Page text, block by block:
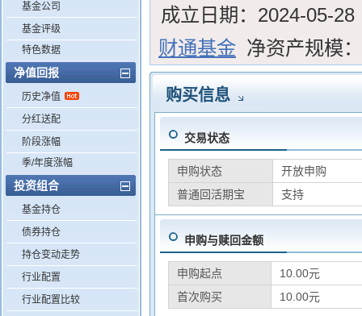
基金公司
基金评级
特色数据
净值回报
历史净值
分红送配
阶段涨幅
季/年度涨幅
投资组合
基金持仓
债券持仓
持仓变动走势
行业配置
行业配置比较
成立日期： 2024-05-28
财通基金 净资产规模：
购买信息
交易状态
申购状态
开放申购
普通回活期宝
支持
申购与赎回金额
申购起点
10.00元
首次购买
10.00元